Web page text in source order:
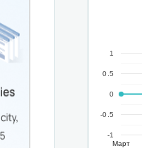
Март
-1
-0.5
0
0.5
1